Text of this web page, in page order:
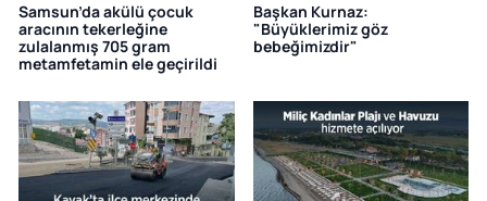
Samsun’da akülü çocuk
aracının tekerleğine
zulalanmış 705 gram
metamfetamin ele geçirildi
Başkan Kurnaz:
"Büyüklerimiz göz
bebeğimizdir"